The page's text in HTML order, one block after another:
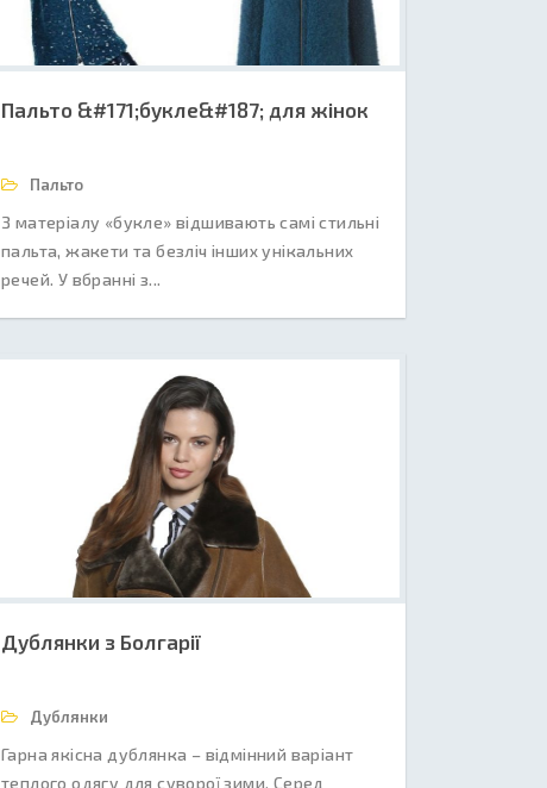
Пальто &#171;букле&#187; для жінок
Пальто
З матеріалу «букле» відшивають самі стильні
пальта, жакети та безліч інших унікальних
речей. У вбранні з...
Дублянки з Болгарії
Дублянки
Гарна якісна дублянка – відмінний варіант
теплого одягу для суворої зими. Серед